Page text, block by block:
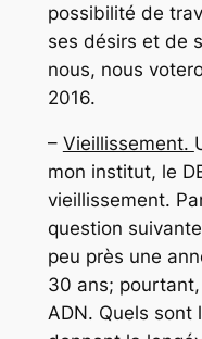
possibilité de
ses désirs et de
nous, nous
2016.
– Vieillissement.
mon institut, le
vieillissement.
question
peu près une
30 ans;
ADN. Quels sont